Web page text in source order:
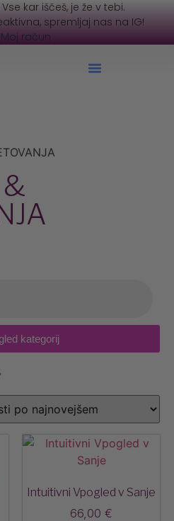
Vse kar iščeš, je že v tebi.
spremljaj nas na IG!
Moj račun
kategorij
Intuitivni Vpogled v Sanje
66,00 €